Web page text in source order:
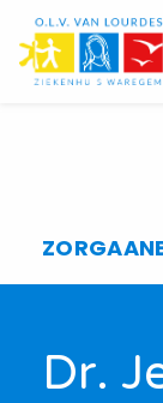
Overslaan
en
naar
Dr.